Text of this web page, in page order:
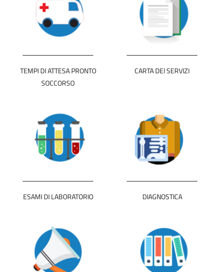
TEMPI DI ATTESA PRONTO
SOCCORSO
CARTA DEI SERVIZI
ESAMI DI LABORATORIO DIAGNOSTICA